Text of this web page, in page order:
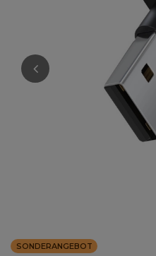
SONDERANGEBOT